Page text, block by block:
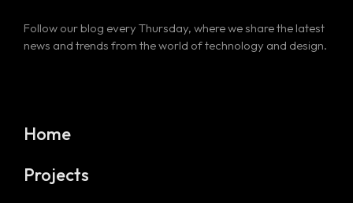
Follow our blog every Thursday, where we share the latest
news and trends from the world of technology and design.
Home
Projects